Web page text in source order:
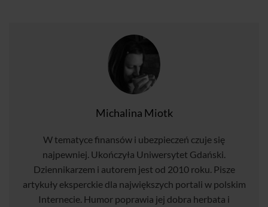
Michalina Miotk
W tematyce finansów i ubezpieczeń czuje się
najpewniej. Ukończyła Uniwersytet Gdański.
Dziennikarzem i autorem jest od 2010 roku. Pisze
artykuły eksperckie dla największych portali w polskim
Internecie. Humor poprawia jej dobra herbata i